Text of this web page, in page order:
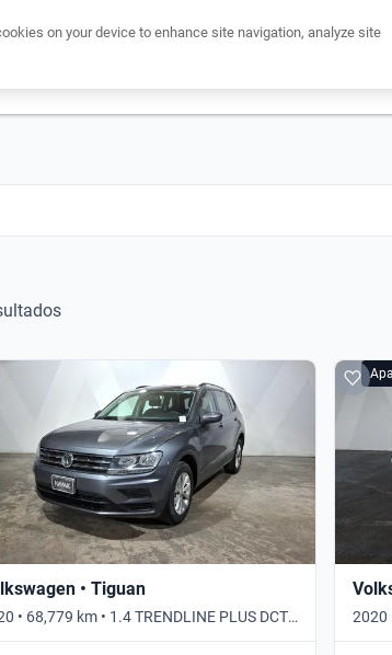
• Tiguan
• 68,779 km • 1.4 TRENDLINE PLUS DCT •
2020
on your device to enhance site navigation, analyze site